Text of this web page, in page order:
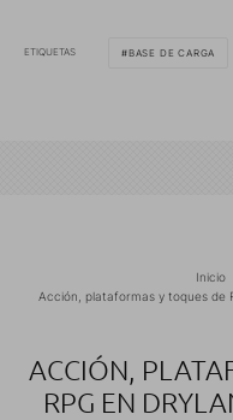
ETIQUETAS BASE DE CARGA
Inicio
Acción, plataformas y toques de
ACCIÓN,
RPG EN